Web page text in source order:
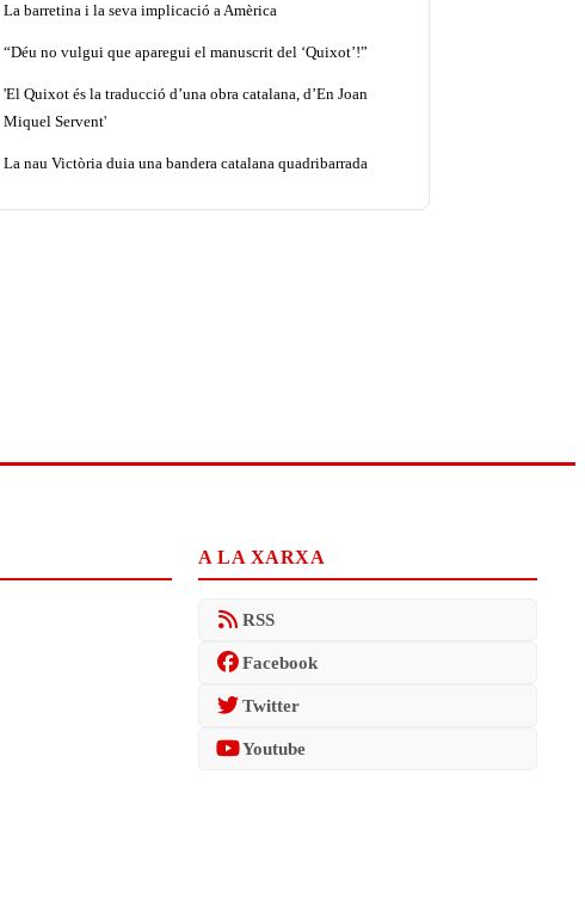
La barretina i la seva implicació a Amèrica
“Déu no vulgui que aparegui el manuscrit del ‘Quixot’!”
'El Quixot és la traducció d’una obra catalana, d’En Joan
Miquel Servent'
La nau Victòria duia una bandera catalana quadribarrada
A LA XARXA
RSS
Facebook
Twitter
Youtube